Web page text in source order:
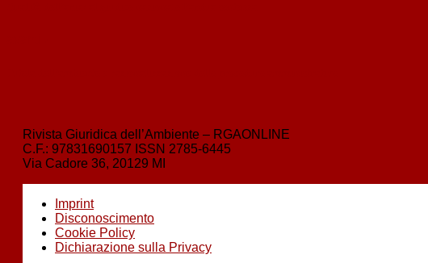
Rivista Giuridica dell’Ambiente – RGAONLINE
C.F.: 97831690157 ISSN 2785-6445
Via Cadore 36, 20129 MI
Imprint
Disconoscimento
Cookie Policy
Dichiarazione sulla Privacy